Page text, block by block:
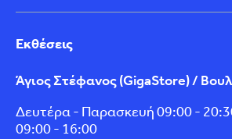
Εκθέσεις
Άγιος Στέφανος (GigaStore) /
Δευτέρα - Παρασκευή 09:00 -
09:00 - 16:00